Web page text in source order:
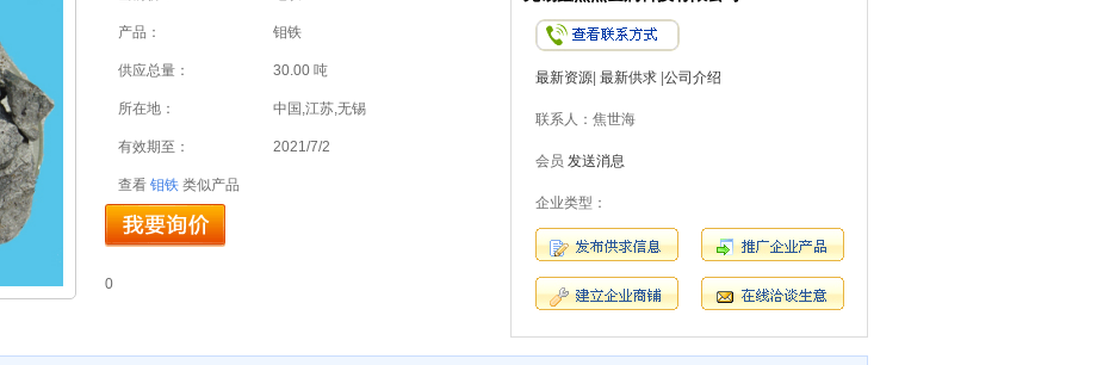
产品： 钼铁
供应总量： 30.00 吨
所在地： 中国,江苏,无锡
有效期至： 2021/7/2
查看 钼铁 类似产品
0
最新资源 最新供求 公司介绍
联系人：焦世海
会员 发送消息
企业类型：